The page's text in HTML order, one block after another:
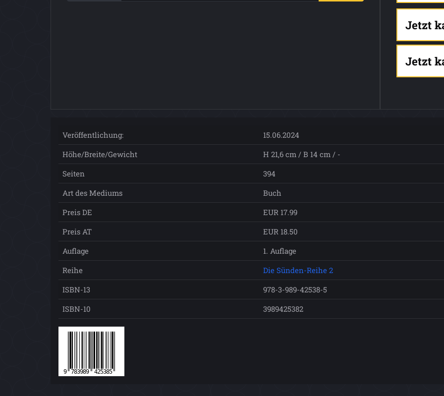
Jetzt
Jetzt
Veröffentlichung:
15.06.2024
Höhe/Breite/Gewicht
H 21,6 cm / B 14 cm / -
Seiten
394
Art des Mediums
Buch
Preis DE
EUR 17.99
Preis AT
EUR 18.50
Auflage
1. Auflage
Reihe
Die Sünden-Reihe 2
ISBN-13
978-3-989-42538-5
ISBN-10
3989425382